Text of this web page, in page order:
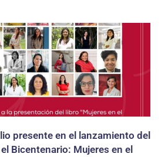
presente en el lanzamiento del
Bicentenario: Mujeres en el